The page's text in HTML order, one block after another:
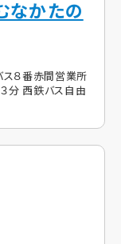
なかたの
ス８番赤間営業所
分 西鉄バス自由